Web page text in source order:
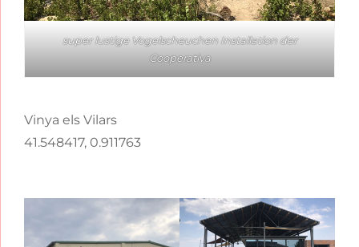
super lustige Vogelscheuchen Installation der
Cooperativa
Vinya els Vilars
41.548417, 0.911763